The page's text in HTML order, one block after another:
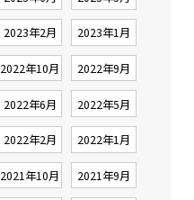
2023年2月 2023年1月
2022年10月 2022年9月
2022年6月 2022年5月
2022年2月 2022年1月
2021年10月 2021年9月